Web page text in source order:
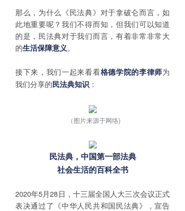
那么，为什么《民法典》对于拿破仑而言，如
此地重要呢？我们不得而知，但我们可以知道
的是，民法典对于我们而言，有着非常非常大
的生活保障意义。
接下来，我们一起来看看格德学院的李律师为
我们分享的民法典知识 ：
（图片来源于网络)
民法典，中国第一部法典
社会生活的百科全书
2020年5月28日，十三届全国人大三次会议正式
表决通过了《中华人民共和国民法典》，宣告